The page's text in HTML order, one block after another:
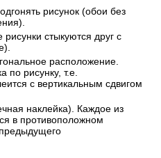
рисунок (обои без
стыкуются друг с
расположение.
по рисунку, т.е.
с вертикальным сдвигом
наклейка). Каждое из
в противоположном